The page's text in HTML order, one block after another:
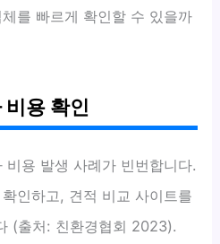
를 빠르게 확인할 수 있을까
비용 확인
비용 발생 사례가 빈번합니다.
인하고, 견적 비교 사이트를
(출처: 친환경협회 2023).